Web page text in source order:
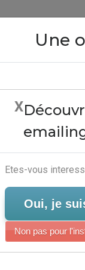
Close
Une
X
Etes-vous
Oui, je
Non pas pour